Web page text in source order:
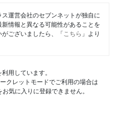
運営会社のセブンネットが独自に
情報と異なる可能性があることを
ございましたら、「 こちら 」より
利用しています。
クレットモードでご利用の場合は
気に入りに登録できません。